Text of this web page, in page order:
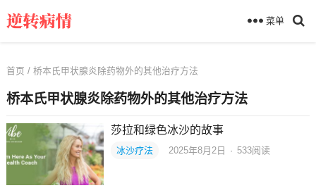
菜单
首页 / 桥本氏甲状腺炎除药物外的其他治疗方法
桥本氏甲状腺炎除药物外的其他治疗方法
莎拉和绿色冰沙的故事
冰沙疗法 2025年8月2日 · 533阅读